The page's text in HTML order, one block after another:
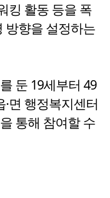
킹 활동 등을 폭
방향을 설정하는
둔 19세부터 49
면 행정복지센터
통해 참여할 수